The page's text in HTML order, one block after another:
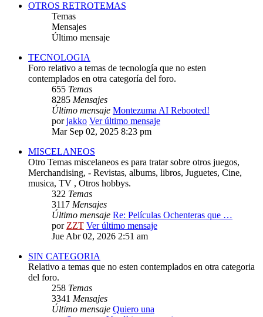
OTROS RETROTEMAS
Temas
Mensajes
Último mensaje
TECNOLOGIA
Foro relativo a temas de tecnología que no esten
contemplados en otra categoría del foro.
655 Temas
8285 Mensajes
Último mensaje Montezuma AI Rebooted!
porjakko Ver último mensaje
Mar Sep 02, 2025 8:23 pm
MISCELANEOS
Otro Temas miscelaneos es para tratar sobre otros juegos,
Merchandising, - Revistas, albums, libros, Juguetes, Cine,
musica, TV , Otros hobbys.
322 Temas
3117 Mensajes
Último mensaje Re: Películas Ochenteras que …
porZZT Ver último mensaje
Jue Abr 02, 2026 2:51 am
SIN CATEGORIA
Relativo a temas que no esten contemplados en otra categoria
del foro.
258 Temas
3341 Mensajes
Último mensaje Quiero una